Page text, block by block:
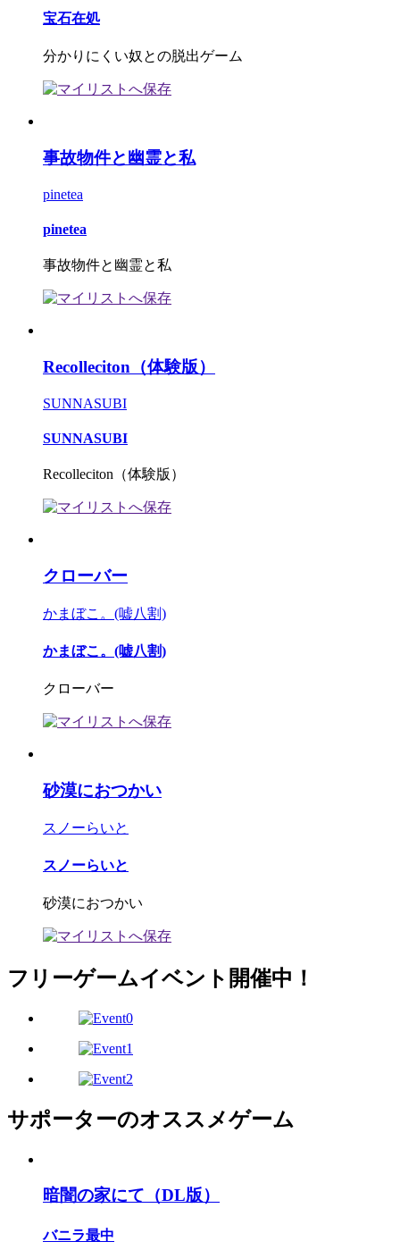
宝石在処
分かりにくい奴との脱出ゲーム
事故物件と幽霊と私
pinetea
pinetea
事故物件と幽霊と私
Recolleciton（体験版）
SUNNASUBI
SUNNASUBI
Recolleciton（体験版）
クローバー
かまぼこ。(嘘八割)
かまぼこ。(嘘八割)
クローバー
砂漠におつかい
スノーらいと
スノーらいと
砂漠におつかい
フリーゲームイベント開催中！
サポーターのオススメゲーム
暗闇の家にて（DL版）
バニラ最中